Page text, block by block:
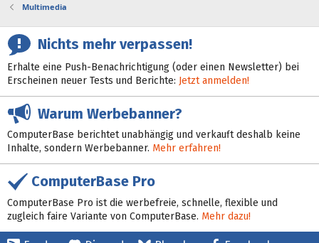
Multimedia
Nichts mehr verpassen!
Erhalte eine Push-Benachrichtigung (oder einen Newsletter) bei
Erscheinen neuer Tests und Berichte: Jetzt anmelden!
Warum Werbebanner?
ComputerBase berichtet unabhängig und verkauft deshalb keine
Inhalte, sondern Werbebanner. Mehr erfahren!
ComputerBase Pro
ComputerBase Pro ist die werbefreie, schnelle, flexible und
zugleich faire Variante von ComputerBase. Mehr dazu!